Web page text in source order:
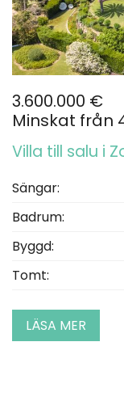
3.600.000 €
Minskat från
Villa till salu i
Sängar:
Badrum:
Byggd:
Tomt:
LÄSA MER